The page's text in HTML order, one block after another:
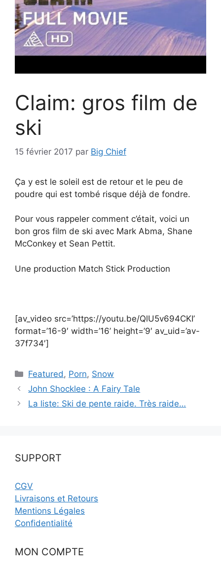
Claim: gros film de
ski
15 février 2017 par Big Chief
Ça y est le soleil est de retour et le peu de
poudre qui est tombé risque déjà de fondre.
Pour vous rappeler comment c’était, voici un
bon gros film de ski avec Mark Abma, Shane
McConkey et Sean Pettit.
Une production Match Stick Production
[av_video src=’https://youtu.be/QlU5v694CKI’
format=’16-9′ width=’16’ height=’9′ av_uid=’av-
37f734′]
Catégories
Featured , Porn, Snow
John Shocklee : A Fairy Tale
La liste: Ski de pente raide. Très raide…
SUPPORT
CGV
Livraisons et Retours
Mentions Légales
Confidentialité
MON COMPTE